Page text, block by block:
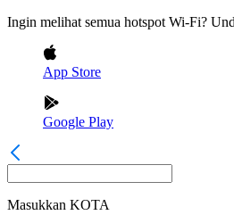
Ingin melihat semua hotspot Wi-Fi?
App Store
Google Play
Masukkan KOTA